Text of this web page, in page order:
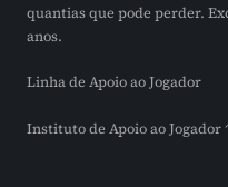
quantias que pode perder.
anos.
Linha de Apoio ao Jogador
Instituto de Apoio ao Jogador